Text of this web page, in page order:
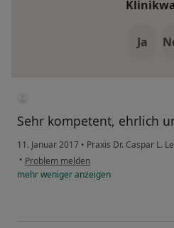
Ja
Sehr kompetent, ehrlich
11. Januar 2017 • Praxis Dr. Caspar L.
• Problem melden
mehrwenigeranzeigen